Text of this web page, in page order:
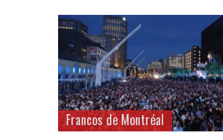
Francos de Montréal